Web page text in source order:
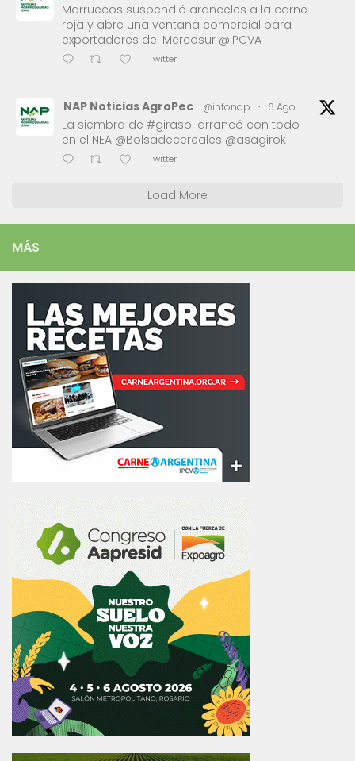
Marruecos suspendió aranceles a la carne
roja y abre una ventana comercial para
exportadores del Mercosur @IPCVA
Twitter
NAP Noticias AgroPec @infonap · 6 Ago
La siembra de #girasol arrancó con todo
en el NEA @Bolsadecereales @asagirok
Twitter
Load More
MÁS